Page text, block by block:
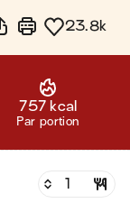
23.8k
757 kcal
Par portion